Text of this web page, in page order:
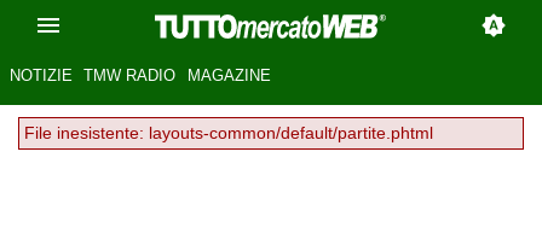
NOTIZIE TMW RADIO MAGAZINE
File inesistente: layouts-common/default/partite.phtml